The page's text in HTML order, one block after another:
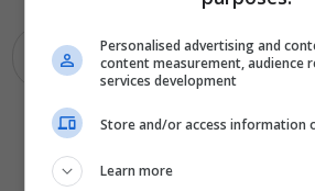
Unkt Glauk Konjufca
Personalised advertising and
content measurement, audience
services development
Store and/or access information
Learn more